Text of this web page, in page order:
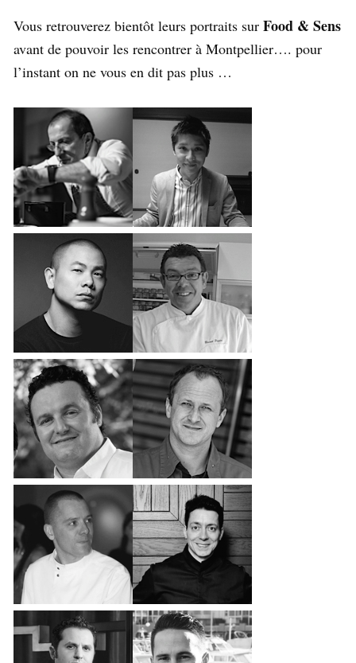
Vous retrouverez bientôt leurs portraits sur Food & Sens
avant de pouvoir les rencontrer à Montpellier…. pour
l’instant on ne vous en dit pas plus …